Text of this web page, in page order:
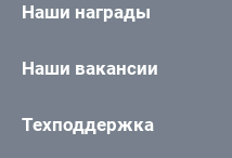
Наши награды
Наши вакансии
Техподдержка